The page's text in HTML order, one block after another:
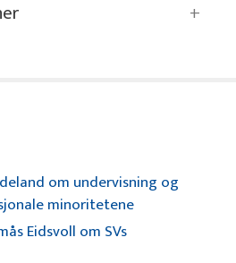
om undervisning og
minoritetene
Eidsvoll om SVs